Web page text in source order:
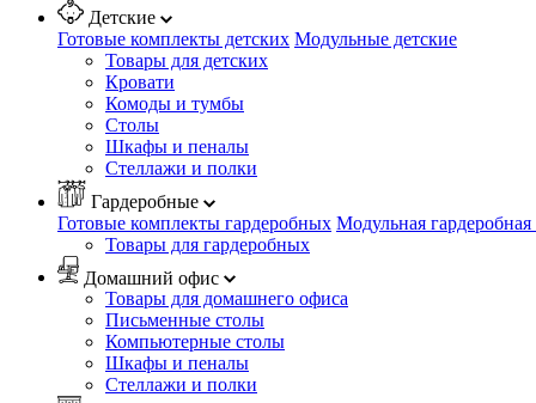
Детские
Готовые комплекты детских Модульные детские
Товары для детских
Кровати
Комоды и тумбы
Столы
Шкафы и пеналы
Стеллажи и полки
Гардеробные
Готовые комплекты гардеробных Модульная
Товары для гардеробных
Домашний офис
Товары для домашнего офиса
Письменные столы
Компьютерные столы
Шкафы и пеналы
Стеллажи и полки